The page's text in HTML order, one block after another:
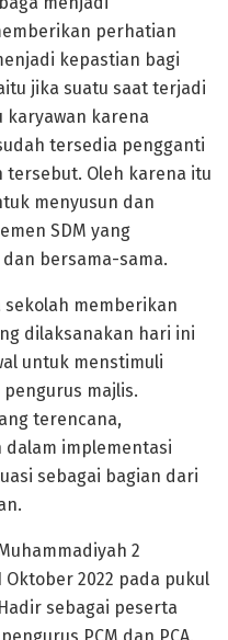
perhatian
kepastian bagi
jika suatu saat terjadi
karyawan karena
tersedia pengganti
tersebut. Oleh karena itu
menyusun dan
SDM yang
bersama-sama.
sekolah memberikan
dilaksanakan hari ini
untuk menstimuli
majlis.
terencana,
implementasi
sebagai bagian dari
2
Oktober 2022 pada pukul
sebagai peserta
PCM dan PCA,